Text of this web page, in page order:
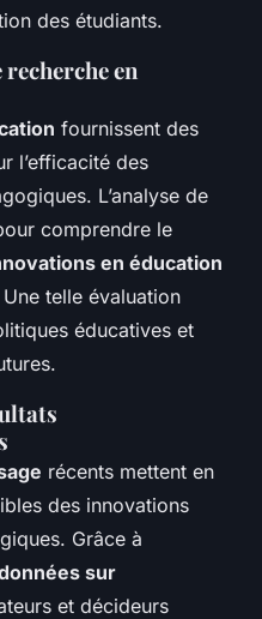
des étudiants.
recherche en
fournissent des
l’efficacité des
L’analyse de
comprendre le
en éducation
telle évaluation
éducatives et
récents mettent en
des innovations
Grâce à
sur
et décideurs